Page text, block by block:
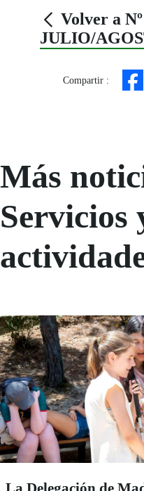
Volver a
JULIO/
Compartir :
Más
Servicios